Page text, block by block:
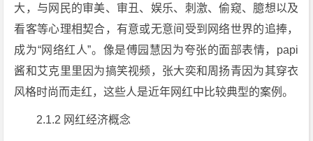
大，与网民的审美、审丑、娱乐、刺激、偷窥、臆想以及
看客等心理相契合，有意或无意间受到网络世界的追捧，
成为“网络红人”。像是傅园慧因为夸张的面部表情，papi
酱和艾克里里因为搞笑视频，张大奕和周扬青因为其穿衣
风格时尚而走红，这些人是近年网红中比较典型的案例。
2.1.2 网红经济概念